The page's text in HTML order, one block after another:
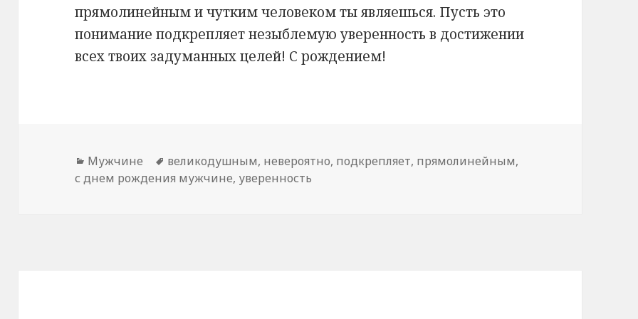
прямолинейным и чутким человеком ты являешься. Пусть это
понимание подкрепляет незыблемую уверенность в достижении
всех твоих задуманных целей! С рождением!
Рубрики
Мужчине Метки
великодушным, невероятно, подкрепляет, прямолинейным,
с днем рождения мужчине, уверенность